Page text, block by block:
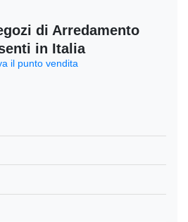
di Arredamento
in Italia
il punto vendita